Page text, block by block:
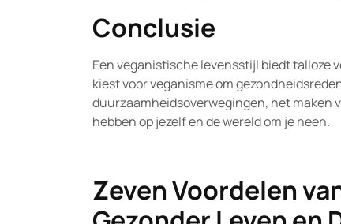
Conclusie
Een veganistische levensstijl biedt talloze
kiest voor veganisme om
duurzaamheidsoverwegingen, het maken
hebben op jezelf en de wereld om je heen.
Zeven Voordelen